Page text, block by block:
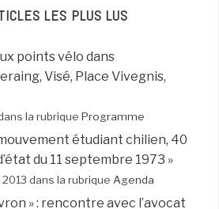
LES PLUS LUS
points vélo dans
Visé, Place Vivegnis,
la rubrique Programme
étudiant chilien, 40
du 11 septembre 1973 »
dans la rubrique Agenda
» : rencontre avec l’avocat